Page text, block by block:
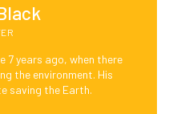
7 years ago, when there
the environment. His
saving the Earth.